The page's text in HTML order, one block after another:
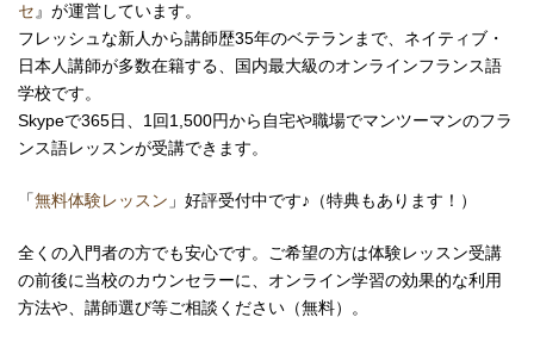
セ 』が運営しています。
フレッシュな新人から講師歴35年のベテランまで、ネイティブ・
日本人講師が多数在籍する、国内最大級のオンラインフランス語
学校です。
Skypeで365日、1回1,500円から自宅や職場でマンツーマンのフラ
ンス語レッスンが受講できます。
「無料体験レッスン 」好評受付中です♪（特典もあります！）
全くの入門者の方でも安心です。ご希望の方は体験レッスン受講
の前後に当校のカウンセラーに、オンライン学習の効果的な利用
方法や、講師選び等ご相談ください（無料）。